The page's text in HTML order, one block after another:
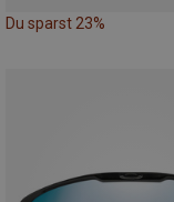
Du sparst 23%